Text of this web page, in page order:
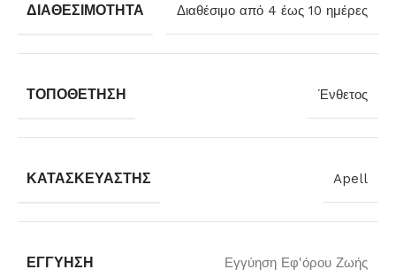
ΔΙΑΘΕΣΙΜΌΤΗΤΑ Διαθέσιμο από 4 έως 10 ημέρες
ΤΟΠΟΘΈΤΗΣΗ Ένθετος
ΚΑΤΑΣΚΕΥΑΣΤΉΣ Apell
ΕΓΓΎΗΣΗ Εγγύηση Εφ'όρου Ζωής